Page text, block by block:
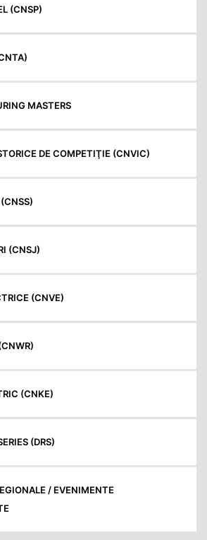
(CNSP)
MASTERS
DE COMPETIŢIE (CNVIC)
(CNSJ)
(CNVE)
(CNKE)
(DRS)
/ EVENIMENTE